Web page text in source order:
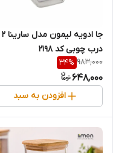
جا ادویه لیمون مدل سارینا 2
درب چوبی کد 2198
983,000
34%
648,000
افزودن به سبد